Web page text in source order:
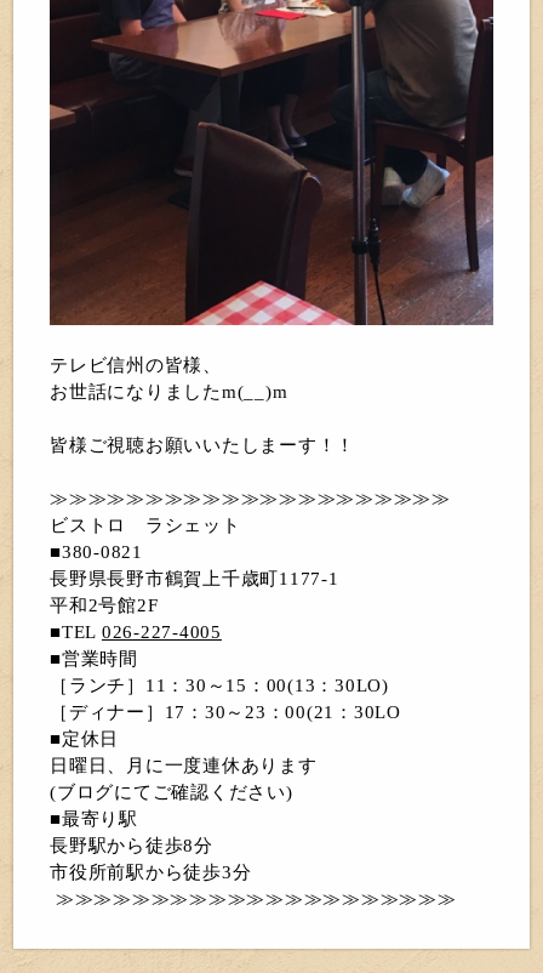
テレビ信州の皆様、
お世話になりましたm(__)m
皆様ご視聴お願いいたしまーす！！
≫≫≫≫≫≫≫≫≫≫≫≫≫≫≫≫≫≫≫≫≫
ビストロ ラシェット
■380-0821
長野県長野市鶴賀上千歳町1177-1
平和2号館2F
■TEL 026-227-4005
■営業時間
［ランチ］11：30～15：00(13：30LO)
［ディナー］17：30～23：00(21：30LO
■定休日
日曜日、月に一度連休あります
(ブログにてご確認ください)
■最寄り駅
長野駅から徒歩8分
市役所前駅から徒歩3分
≫≫≫≫≫≫≫≫≫≫≫≫≫≫≫≫≫≫≫≫≫